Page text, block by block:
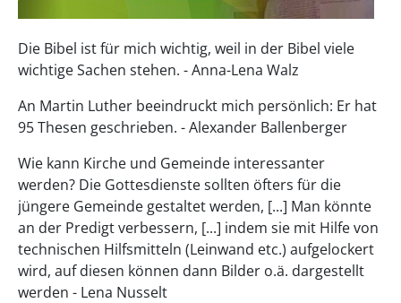
Die Bibel ist für mich wichtig, weil in der Bibel viele
wichtige Sachen stehen. - Anna-Lena Walz
An Martin Luther beeindruckt mich persönlich: Er hat
95 Thesen geschrieben. - Alexander Ballenberger
Wie kann Kirche und Gemeinde interessanter
werden? Die Gottesdienste sollten öfters für die
jüngere Gemeinde gestaltet werden, [...] Man könnte
an der Predigt verbessern, [...] indem sie mit Hilfe von
technischen Hilfsmitteln (Leinwand etc.) aufgelockert
wird, auf diesen können dann Bilder o.ä. dargestellt
werden - Lena Nusselt